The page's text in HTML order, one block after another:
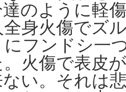
のように軽
身火傷でズ
にフンドシ一
。火傷で表皮
い。それは